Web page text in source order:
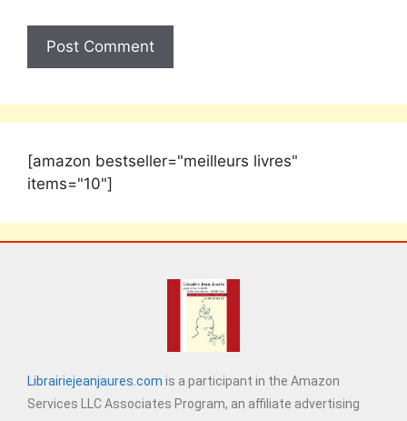
[amazon bestseller="meilleurs livres"
items="10"]
Librairiejeanjaures.com is a participant in the Amazon
Services LLC Associates Program, an affiliate advertising